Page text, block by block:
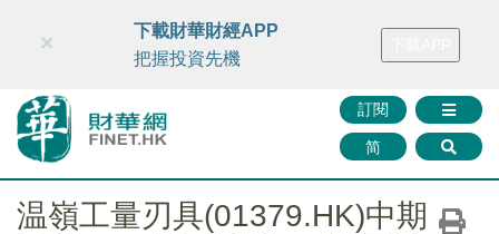
財華智庫網 FINTV FINMETA 財華證券 媒體矩陣
訂閱
简
×
下載財華財經APP
把握投資先機
温嶺工量刃具(01379.HK)中期